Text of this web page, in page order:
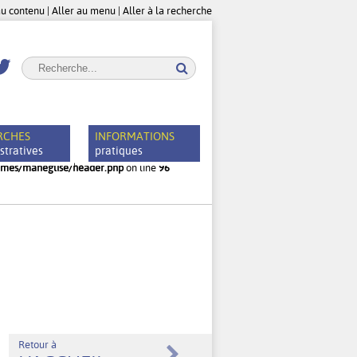
contenu | Aller au menu | Aller à la recherche
de salles ou d’équipements
INFORMATIONS
pratiques
Ramassage des Ordures ménagères et horaires du
Santé publique
maneglise/header.phpon line96
Retour à